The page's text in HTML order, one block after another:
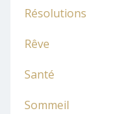
Résolutions
Rêve
Santé
Sommeil